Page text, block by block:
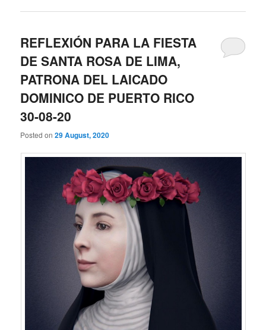
REFLEXIÓN PARA LA FIESTA
DE SANTA ROSA DE LIMA,
PATRONA DEL LAICADO
DOMINICO DE PUERTO RICO
30-08-20
Posted on29 August, 2020